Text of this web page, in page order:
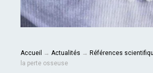
Accueil → Actualités → Références
la perte osseuse